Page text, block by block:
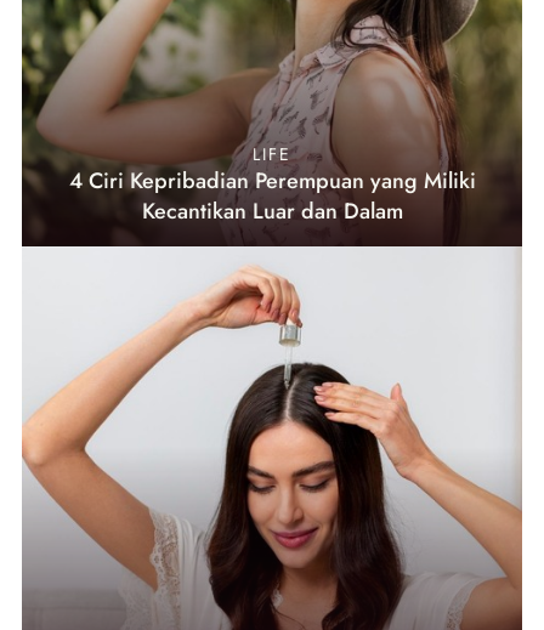
LIFE
4 Ciri Kepribadian Perempuan yang Miliki
Kecantikan Luar dan Dalam